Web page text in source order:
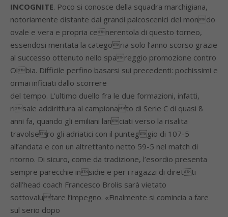
INCOGNITE. Poco si conosce della squadra marchigiana,
notoriamente distante dai grandi palcoscenici del mondo
ovale e vera e propria cenerentola di questo torneo,
essendosi meritata la categoria solo l’anno scorso grazie
al successo ottenuto nello spareggio promozione contro
Olbia. Difficile perfino basarsi sui precedenti: pochissimi e
ormai inficiati dallo scorrere
del tempo. L’ultimo duello fra le due formazioni, infatti,
risale addirittura al campionato di Serie C di quasi 8
anni fa, quando gli emiliani lanciati verso la risalita
travolsero gli adriatici con il punteggio di 107-5
all’andata e con un altrettanto netto 59-5 nel match di
ritorno. Di sicuro, come da tradizione, l’esordio presenta
sempre parecchie insidie e per i ragazzi di diretti
dall’head coach Francesco Brolis sarà vietato
sottovalutare l’impegno. «Finalmente si comincia a fare
sul serio dopo